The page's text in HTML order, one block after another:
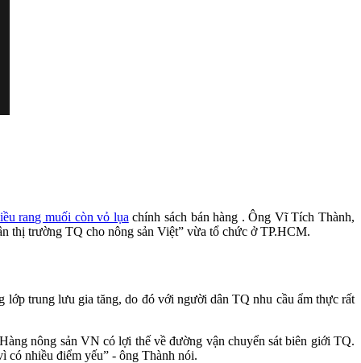
rang muối còn vỏ lụa chính sách bán hàng . Ông Vĩ Tích Thành,
thị trường TQ cho nông sản Việt” vừa tổ chức ở TP.HCM.
trung lưu gia tăng, do đó với người dân TQ nhu cầu ẩm thực rất
nông sản VN có lợi thế về đường vận chuyển sát biên giới TQ.
có nhiều điểm yếu” - ông Thành nói.